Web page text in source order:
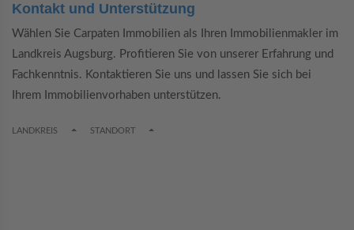
Kontakt und Unterstützung
Wählen Sie Carpaten Immobilien als Ihren Immobilienmakler im
Landkreis Augsburg. Profitieren Sie von unserer Erfahrung und
Fachkenntnis. Kontaktieren Sie uns und lassen Sie sich bei
Ihrem Immobilienvorhaben unterstützen.
LANDKREIS TOGGLE DROPDOWN
STANDORT TOGGLE DROPDOWN